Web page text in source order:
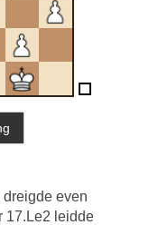
dreigde even
17.Le2 leidde